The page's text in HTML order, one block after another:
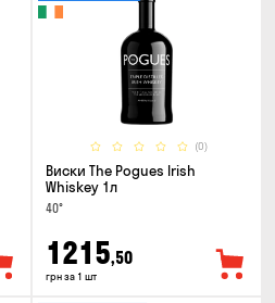
(0)
Виски The Pogues Irish
Whiskey 1л
40°
1215,50
грн за 1 шт